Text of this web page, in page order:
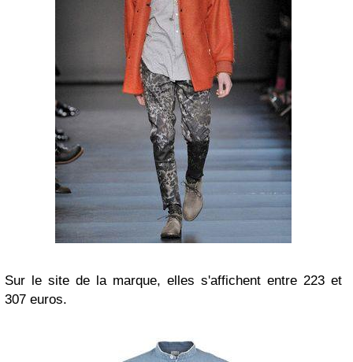
Sur le site de la marque, elles s'affichent entre 223 et
307 euros.